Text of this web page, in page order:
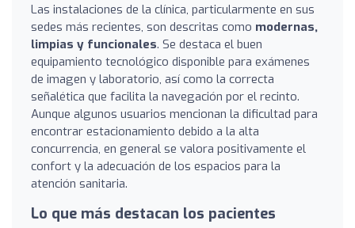
Las instalaciones de la clínica, particularmente en sus
sedes más recientes, son descritas como modernas,
limpias y funcionales. Se destaca el buen
equipamiento tecnológico disponible para exámenes
de imagen y laboratorio, así como la correcta
señalética que facilita la navegación por el recinto.
Aunque algunos usuarios mencionan la dificultad para
encontrar estacionamiento debido a la alta
concurrencia, en general se valora positivamente el
confort y la adecuación de los espacios para la
atención sanitaria.
Lo que más destacan los pacientes